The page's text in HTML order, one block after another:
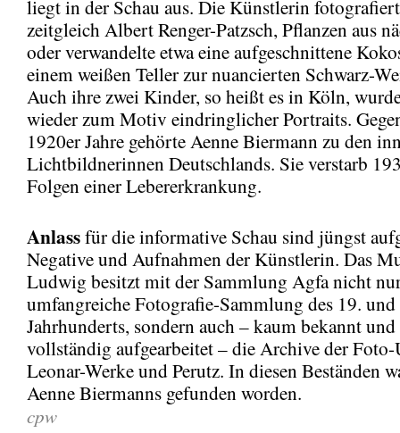
liegt in der Schau aus. Die Künstlerin
zeitgleich Albert Renger-Patzsch, Pflanzen aus
oder verwandelte etwa eine aufgeschnittene
einem weißen Teller zur nuancierten Schwarz-
Auch ihre zwei Kinder, so heißt es in Köln,
wieder zum Motiv eindringlicher Portraits.
1920er Jahre gehörte Aenne Biermann zu den
Lichtbildnerinnen Deutschlands. Sie verstarb
Folgen einer Lebererkrankung.
Anlassfür die informative Schau sind jüngst
Negative und Aufnahmen der Künstlerin. Das
Ludwig besitzt mit der Sammlung Agfa nicht
umfangreiche Fotografie-Sammlung des 19.
Jahrhunderts, sondern auch – kaum bekannt
vollständig aufgearbeitet – die Archive der Foto-
Leonar-Werke und Perutz. In diesen Beständen
Aenne Biermanns gefunden worden.
cpw